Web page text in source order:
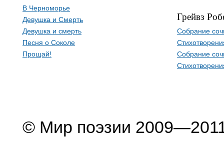
В Черноморье
Девушка и Смерть
Девушка и смерть
Песня о Соколе
Прощай!
Грейвз
Собрание
Собрание
© Мир поэзии